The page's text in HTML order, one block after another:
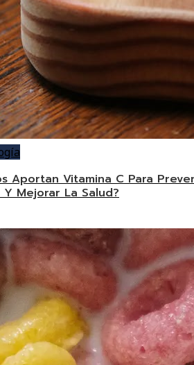
Aportan Vitamina C Para
Mejorar La Salud?